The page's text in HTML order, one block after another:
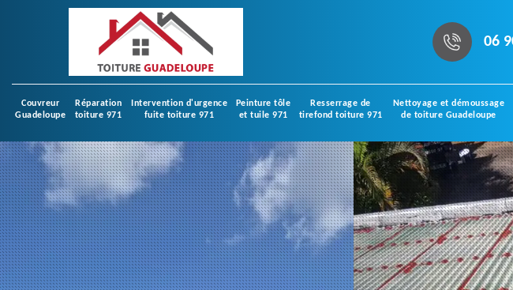
06
Couvreur
Guadeloupe
Réparation
toiture 971
Intervention d'urgence
fuite toiture 971
Peinture tôle
et tuile 971
Resserrage de
tirefond toiture 971
Nettoyage et démoussage
de toiture Guadeloupe